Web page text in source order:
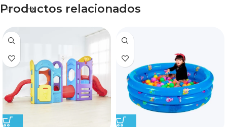
Productos relacionados